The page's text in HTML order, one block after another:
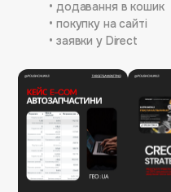
Труднощі:
Ключовий виклик —
10 гіпотез (креативи,
підсумку дало потрібну
• додавання в кошик
• покупку на сайті
• заявки у Direct